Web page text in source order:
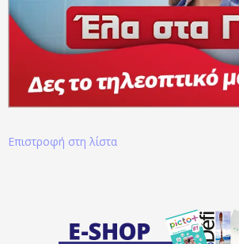
Επιστροφή στη λίστα